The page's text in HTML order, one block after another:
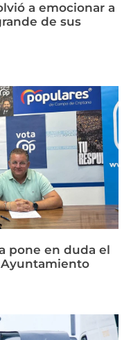
a emocionar a
de sus
pone en duda el